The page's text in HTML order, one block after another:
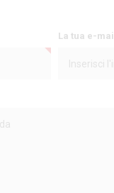
La tua e-mail